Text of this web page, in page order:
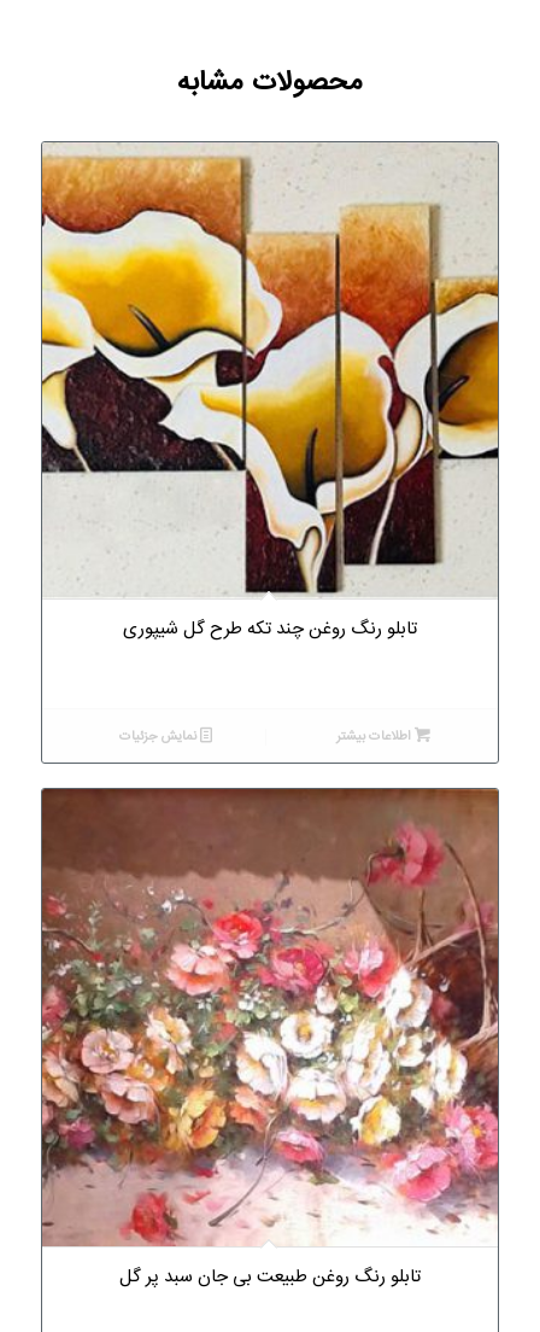
محصولات مشابه
تابلو رنگ روغن چند تکه طرح گل شیپوری
اطلاعات بیشتر نمایش جزئیات
تابلو رنگ روغن طبیعت بی جان سبد پر گل